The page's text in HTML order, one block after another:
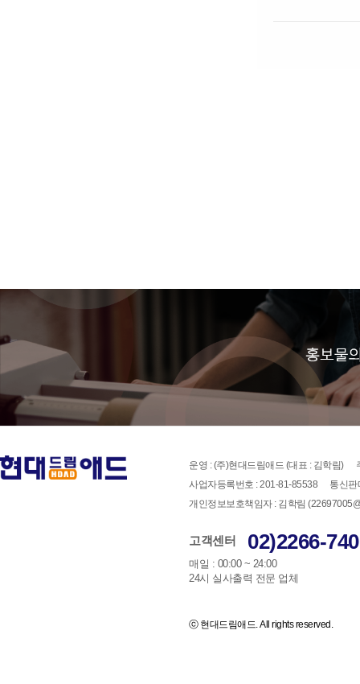
운영 : (주)현대드림애드 (대표 : 김학림)
사업자등록번호 : 201-81-85538
통신판
개인정보보호책임자 : 김학림
고객센터 02)2266-
매일 : 00:00 ~ 24:00
24시 실사출력 전문 업체
ⓒ 현대드림애드. All rights reserved.